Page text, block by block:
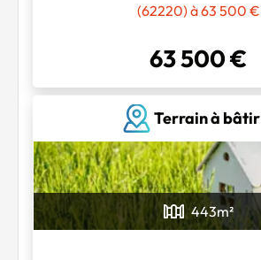
(62220) à 63 500 €
63 500 €
Terrain à bâtir
443m²